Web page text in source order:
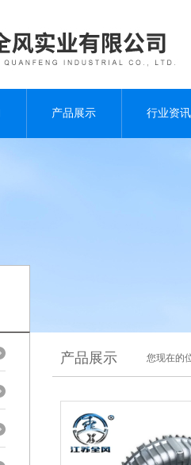
产品展示 行业资讯
产品展示 您现在的